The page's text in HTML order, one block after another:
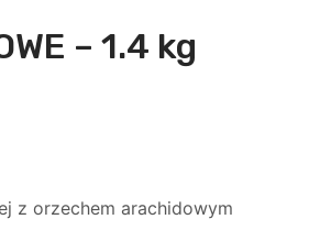
– 1.4 kg
z orzechem arachidowym